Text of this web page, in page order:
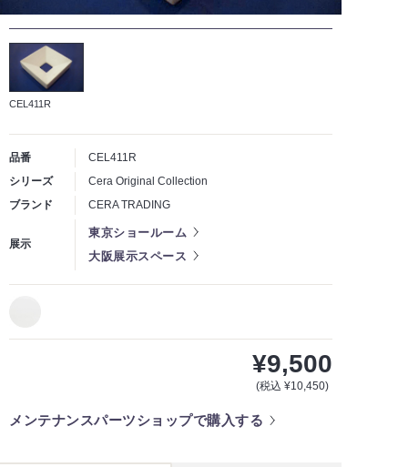
CEL411R
品番
CEL411R
シリーズ
Cera Original Collection
ブランド
CERA TRADING
展示
東京ショールーム
大阪展示スペース
¥9,500
(税込 ¥10,450)
メンテナンスパーツショップで購入する